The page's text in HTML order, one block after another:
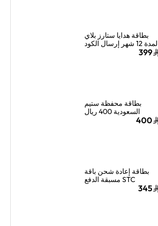
بطاقة هدايا ستارز بلاي
لمدة 12 شهر إرسال الكود
الرقمي بالبريد الإلكتروني
399
بطاقة محفظة ستيم
السعودية 400 ريال
سعودي إرسال الكود400
بطاقة إعادة شحن باقة
STC مسبقة الدفع
345